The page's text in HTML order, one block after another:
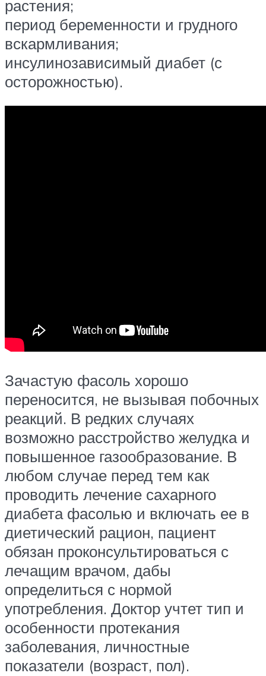
растения;
период беременности и грудного
вскармливания;
инсулинозависимый диабет (с
осторожностью).
Зачастую фасоль хорошо
переносится, не вызывая побочных
реакций. В редких случаях
возможно расстройство желудка и
повышенное газообразование. В
любом случае перед тем как
проводить лечение сахарного
диабета фасолью и включать ее в
диетический рацион, пациент
обязан проконсультироваться с
лечащим врачом, дабы
определиться с нормой
употребления. Доктор учтет тип и
особенности протекания
заболевания, личностные
показатели (возраст, пол).